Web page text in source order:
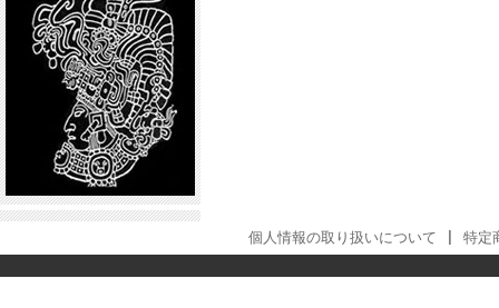
個人情報の取り扱いについて 特定